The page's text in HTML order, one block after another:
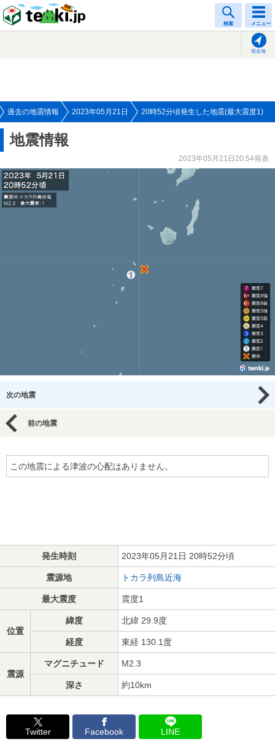
検索 メニュー
現在地
過去の地震情報 2023年05月21日 20時52分頃発生した地震(最大震度1)
地震情報
2023年05月21日20:54発表
次の地震
前の地震
この地震による津波の心配はありません。
発生時刻 2023年05月21日 20時52分頃
震源地 トカラ列島近海
最大震度 震度1
位置
緯度 北緯 29.9度
経度 東経 130.1度
震源
マグニチュード M2.3
深さ 約10km
Twitter Facebook LINE